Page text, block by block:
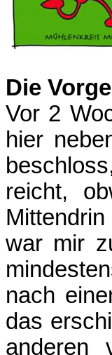
Die
Vor 2
hier
reicht,
war mir
nach
das
anderen